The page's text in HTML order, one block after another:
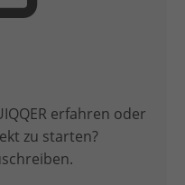
erfahren oder
zu starten?